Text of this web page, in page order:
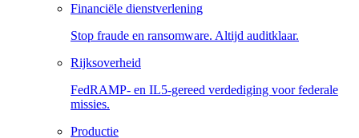
Financiële dienstverlening
Stop fraude en ransomware. Altijd auditklaar.
Rijksoverheid
FedRAMP- en IL5-gereed verdediging voor federale
missies.
Productie